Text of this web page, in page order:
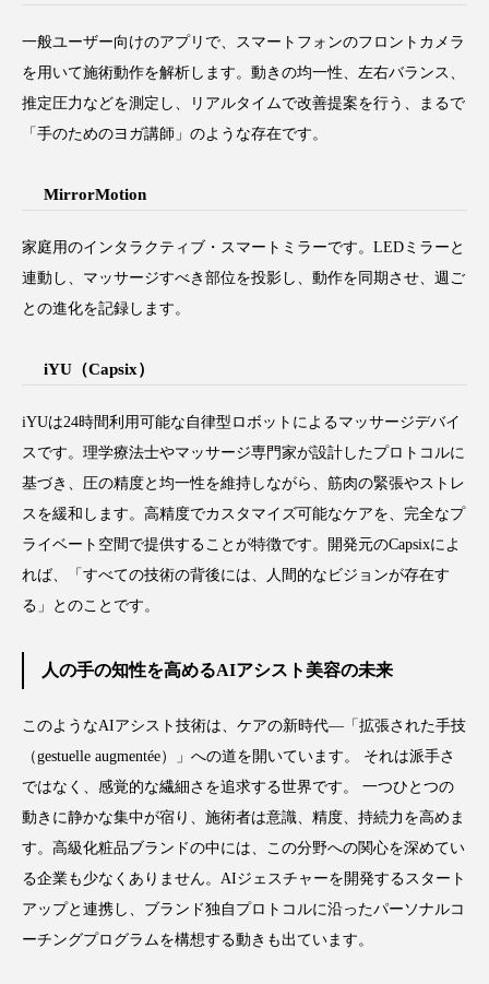
一般ユーザー向けのアプリで、スマートフォンのフロントカメラ
を用いて施術動作を解析します。動きの均一性、左右バランス、
推定圧力などを測定し、リアルタイムで改善提案を行う、まるで
「手のためのヨガ講師」のような存在です。
MirrorMotion
家庭用のインタラクティブ・スマートミラーです。LEDミラーと
連動し、マッサージすべき部位を投影し、動作を同期させ、週ご
との進化を記録します。
iYU（Capsix）
iYUは24時間利用可能な自律型ロボットによるマッサージデバイ
スです。理学療法士やマッサージ専門家が設計したプロトコルに
基づき、圧の精度と均一性を維持しながら、筋肉の緊張やストレ
スを緩和します。高精度でカスタマイズ可能なケアを、完全なプ
ライベート空間で提供することが特徴です。開発元のCapsixによ
れば、「すべての技術の背後には、人間的なビジョンが存在す
る」とのことです。
人の手の知性を高めるAIアシスト美容の未来
このようなAIアシスト技術は、ケアの新時代―「拡張された手技
（gestuelle augmentée）」への道を開いています。 それは派手さ
ではなく、感覚的な繊細さを追求する世界です。 一つひとつの
動きに静かな集中が宿り、施術者は意識、精度、持続力を高めま
す。高級化粧品ブランドの中には、この分野への関心を深めてい
る企業も少なくありません。AIジェスチャーを開発するスタート
アップと連携し、ブランド独自プロトコルに沿ったパーソナルコ
ーチングプログラムを構想する動きも出ています。